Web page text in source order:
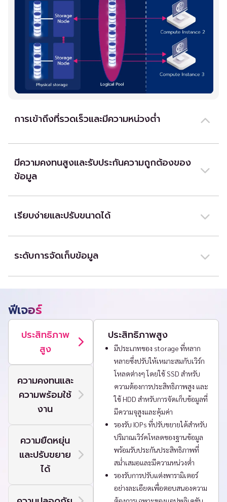
การเข้าถึงที่รวดเร็วและมีความหน่วงต่ำ
มีความคงทนสูงและรับประกันความถูกต้องของ
ข้อมูล
ถึงข้อมูลย้อนหลังได้อย่างง่ายดาย
เรียบง่ายและปรับขนาดได้
การหยุดทำงาน
ระดับการจัดเก็บข้อมูล
ฟีเจอร์
ประสิทธิภาพ
สูง
ความคงทนและ
ความพร้อมใช้
งาน
ความยืดหยุ่น
และปรับขยาย
ได้
ประสิทธิภาพสูง
มีประเภทของ storage ที่หลาก
หลายซึ่งปรับให้เหมาะสมกับเวิร์ก
โหลดต่างๆ โดยใช้ SSD สำหรับ
ความต้องการประสิทธิภาพสูง และ
ใช้ HDD สำหรับการจัดเก็บข้อมูลที่
มีความจุสูงและคุ้มค่า
รองรับ IOPs ที่ปรับขยายได้สำหรับ
ปริมาณเวิร์คโหลดของฐานข้อมูล
พร้อมรับประกันประสิทธิภาพที่
สม่ำเสมอและมีความหน่วงต่ำ
รองรับการปรับแต่งพารามิเตอร์
อย่างละเอียดเพื่อตอบสนองความ